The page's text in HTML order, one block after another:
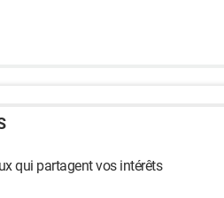
qui partagent vos intérêts